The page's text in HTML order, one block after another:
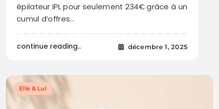
épilateur IPL pour seulement 234€ grâce à un
cumul d’offres…
continue reading.. décembre 1, 2025
Elle & Lui